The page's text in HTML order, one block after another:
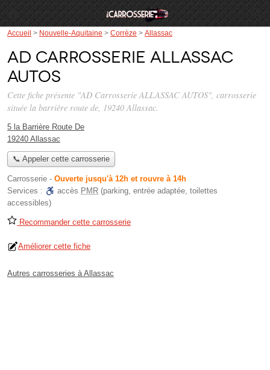
Accueil > Nouvelle-Aquitaine > Corrèze > Allassac
AD Carrosserie ALLASSAC
AUTOS
Cette fiche présente "AD Carrosserie ALLASSAC AUTOS", carrosserie
située la barrière route de, 19240 Allassac.
5 la Barrière Route De
19240 Allassac
📞 Appeler cette carrosserie
Carrosserie - Ouverte jusqu'à 12h et rouvre à 14h
Services :
accès PMR (parking, entrée adaptée, toilettes
accessibles)
Recommander cette carrosserie
Améliorer cette fiche
Autres carrosseries à Allassac